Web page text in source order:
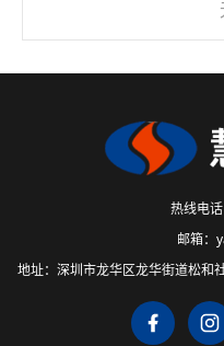
热线电话
邮箱：
地址： 深圳市龙华区龙华街道松和